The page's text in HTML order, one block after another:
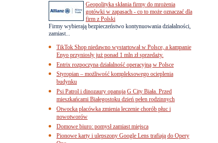
Geopolityka skłania firmy do mrożenia
gotówki w zapasach - co to może oznaczać dla
firm z Polski
Firmy wybierają bezpieczeństwo kontynuowania działalności,
zamiast...
TikTok Shop niedawno wystartował w Polsce, a kampanie
Enyo przyniosły już ponad 1 mln zł sprzedaży.
Entrix rozpoczyna działalność operacyjną w Polsce
Styropian – możliwość kompleksowego ocieplenia
budynku
Psi Patrol i dinozaury opanują G City Biała. Przed
mieszkańcami Białegostoku dzień pełen rodzinnych
Otwocka placówka zmienia leczenie chorób płuc i
nowotworów
Domowe biuro: pomysł zamiast miejsca
Pionowe karty i ulepszony Google Lens trafiają do Opery